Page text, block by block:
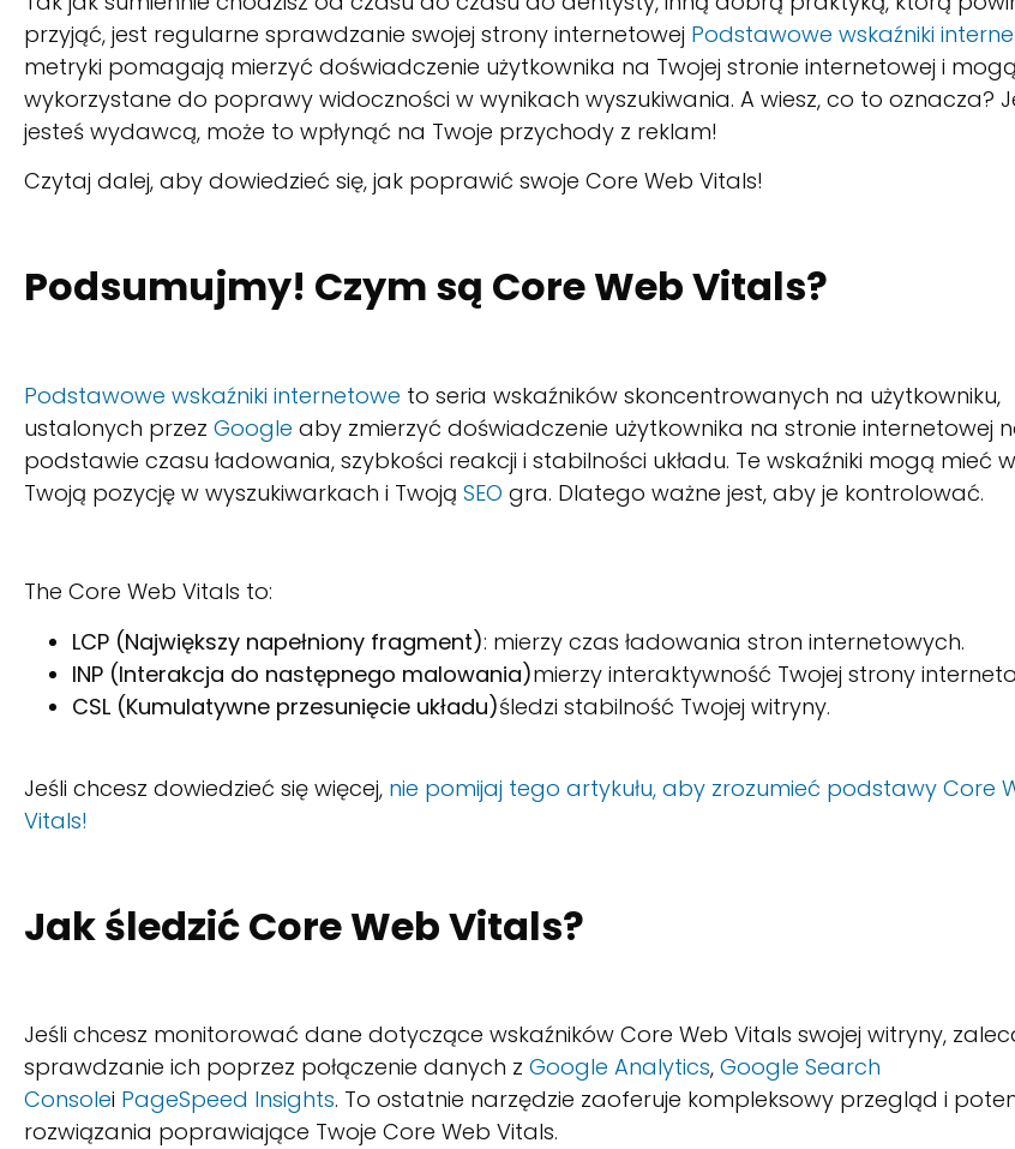
przyjąć, jest regularne sprawdzanie swojej strony internetowej Podstawowe wskaźniki
metryki pomagają mierzyć doświadczenie użytkownika na Twojej stronie internetowej i
wykorzystane do poprawy widoczności w wynikach wyszukiwania. A wiesz, co to oznacza?
jesteś wydawcą, może to wpłynąć na Twoje przychody z reklam!
Czytaj dalej, aby dowiedzieć się, jak poprawić swoje Core Web Vitals!
Podsumujmy! Czym są Core Web Vitals?
Podstawowe wskaźniki internetowe to seria wskaźników skoncentrowanych na użytkowniku,
ustalonych przez Google aby zmierzyć doświadczenie użytkownika na stronie internetowej
podstawie czasu ładowania, szybkości reakcji i stabilności układu. Te wskaźniki mogą mieć
Twoją pozycję w wyszukiwarkach i Twoją SEO gra. Dlatego ważne jest, aby je kontrolować.
The Core Web Vitals to:
LCP (Największy napełniony fragment): mierzy czas ładowania stron internetowych.
INP (Interakcja do następnego malowania)mierzy interaktywność Twojej strony
CSL (Kumulatywne przesunięcie układu)śledzi stabilność Twojej witryny.
Jeśli chcesz dowiedzieć się więcej, nie pomijaj tego artykułu, aby zrozumieć podstawy Core
Vitals!
Jak śledzić Core Web Vitals?
Jeśli chcesz monitorować dane dotyczące wskaźników Core Web Vitals swojej witryny,
sprawdzanie ich poprzez połączenie danych z Google Analytics, Google Search
Consolei PageSpeed Insights. To ostatnie narzędzie zaoferuje kompleksowy przegląd i
rozwiązania poprawiające Twoje Core Web Vitals.